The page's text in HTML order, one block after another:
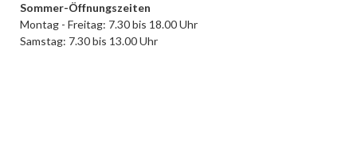
Sommer-Öffnungszeiten
Montag - Freitag: 7.30 bis 18.00 Uhr
Samstag: 7.30 bis 13.00 Uhr